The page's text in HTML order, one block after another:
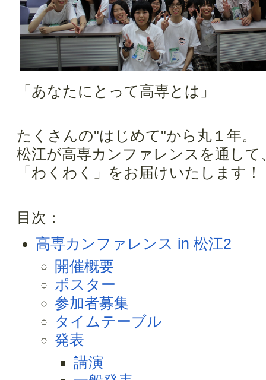
「あなたにとって高専とは」
たくさんの"はじめて"から丸１年。
松江が高専カンファレンスを通し
「わくわく」をお届けいたします！
目次：
高専カンファレンス in 松江2
開催概要
ポスター
参加者募集
タイムテーブル
発表
講演